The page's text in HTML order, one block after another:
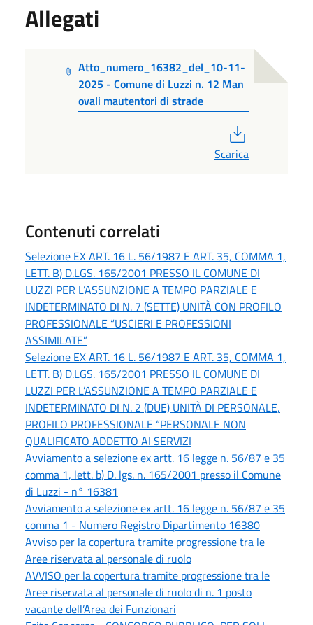
Allegati
Atto_numero_16382_del_10-11-
2025 - Comune di Luzzi n. 12 Man
ovali mautentori di strade
Scarica
Contenuti correlati
Selezione EX ART. 16 L. 56/1987 E ART. 35, COMMA 1,
LETT. B) D.LGS. 165/2001 PRESSO IL COMUNE DI
LUZZI PER L’ASSUNZIONE A TEMPO PARZIALE E
INDETERMINATO DI N. 7 (SETTE) UNITÀ CON PROFILO
PROFESSIONALE “USCIERI E PROFESSIONI
ASSIMILATE”
Selezione EX ART. 16 L. 56/1987 E ART. 35, COMMA 1,
LETT. B) D.LGS. 165/2001 PRESSO IL COMUNE DI
LUZZI PER L’ASSUNZIONE A TEMPO PARZIALE E
INDETERMINATO DI N. 2 (DUE) UNITÀ DI PERSONALE,
PROFILO PROFESSIONALE “PERSONALE NON
QUALIFICATO ADDETTO AI SERVIZI
Avviamento a selezione ex artt. 16 legge n. 56/87 e 35
comma 1, lett. b) D. lgs. n. 165/2001 presso il Comune
di Luzzi - n° 16381
Avviamento a selezione ex artt. 16 legge n. 56/87 e 35
comma 1 - Numero Registro Dipartimento 16380
Avviso per la copertura tramite progressione tra le
Aree riservata al personale di ruolo
AVVISO per la copertura tramite progressione tra le
Aree riservata al personale di ruolo di n. 1 posto
vacante dell’Area dei Funzionari